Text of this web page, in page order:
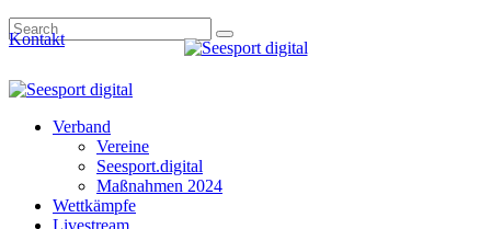
Kontakt
Verband
Vereine
Seesport.digital
Maßnahmen 2024
Wettkämpfe
Livestream